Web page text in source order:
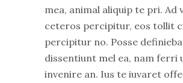
mea, animal aliquip te pri. Ad
ceteros percipitur, eos tollit
percipitur no. Posse
dissentiunt mel ea, nam ferri
invenire an. Ius te iuvaret